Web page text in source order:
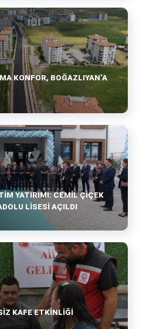
KONFOR, BOĞAZLIYAN’A
YATIRIMI: CEMIL ÇIÇEK
LISESI AÇILDI
KAFE ETKINLIĞI